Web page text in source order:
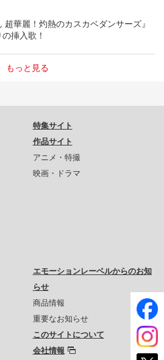
超華麗！灼熱のカスカベダンサーズ』
挿入歌！
もっと見る
特集サイト
作品サイト
アニメ・特撮
映画・ドラマ
エモーションレーベルからのお知
らせ
商品情報
重要なお知らせ
このサイトについて
会社情報